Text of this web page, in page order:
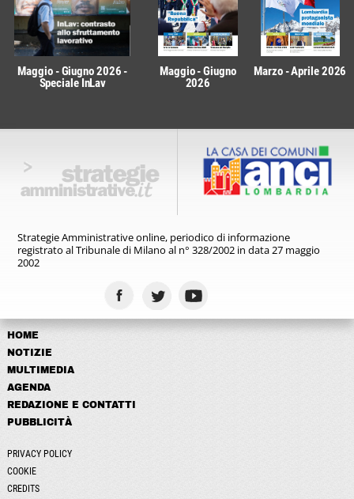
Maggio - Giugno 2026 -
Speciale InLav
Maggio - Giugno
2026
Marzo - Aprile 2026
Strategie Amministrative online, periodico di informazione
registratoal Tribunale di Milano al n° 328/2002 in data 27 maggio
2002
HOME
NOTIZIE
MULTIMEDIA
AGENDA
REDAZIONE E CONTATTI
PUBBLICITÀ
PRIVACY POLICY
COOKIE
CREDITS